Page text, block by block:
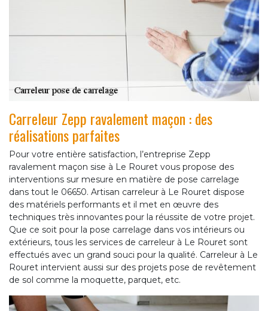
Carreleur Zepp ravalement maçon : des
réalisations parfaites
Pour votre entière satisfaction, l’entreprise Zepp
ravalement maçon sise à Le Rouret vous propose des
interventions sur mesure en matière de pose carrelage
dans tout le 06650. Artisan carreleur à Le Rouret dispose
des matériels performants et il met en œuvre des
techniques très innovantes pour la réussite de votre projet.
Que ce soit pour la pose carrelage dans vos intérieurs ou
extérieurs, tous les services de carreleur à Le Rouret sont
effectués avec un grand souci pour la qualité. Carreleur à Le
Rouret intervient aussi sur des projets pose de revêtement
de sol comme la moquette, parquet, etc.